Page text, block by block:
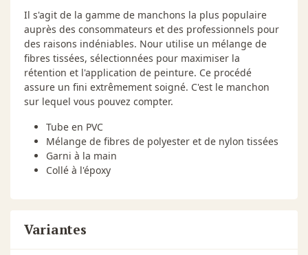
Il s'agit de la gamme de manchons la plus populaire
auprès des consommateurs et des professionnels pour
des raisons indéniables. Nour utilise un mélange de
fibres tissées, sélectionnées pour maximiser la
rétention et l'application de peinture. Ce procédé
assure un fini extrêmement soigné. C'est le manchon
sur lequel vous pouvez compter.
Tube en PVC
Mélange de fibres de polyester et de nylon tissées
Garni à la main
Collé à l'époxy
Variantes